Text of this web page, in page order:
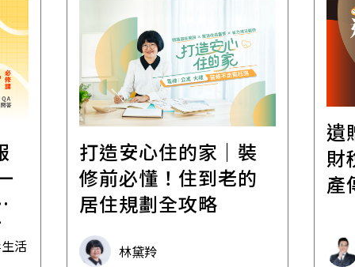
活
打造安心住的家｜裝
修前必懂！住到老的
居住規劃全攻略
林黛羚
遺
財
產